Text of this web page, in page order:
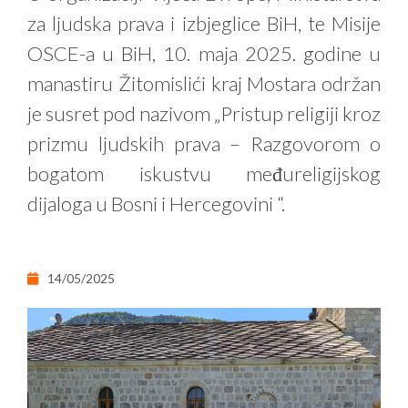
za ljudska prava i izbjeglice BiH, te Misije
OSCE-a u BiH, 10. maja 2025. godine u
manastiru Žitomislići kraj Mostara održan
je susret pod nazivom „Pristup religiji kroz
prizmu ljudskih prava – Razgovorom o
bogatom iskustvu međureligijskog
dijaloga u Bosni i Hercegovini “.
14/05/2025